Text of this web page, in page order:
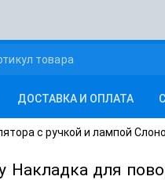
ДОСТАВКА И ОПЛАТА
с ручкой и лампой
Накладка для